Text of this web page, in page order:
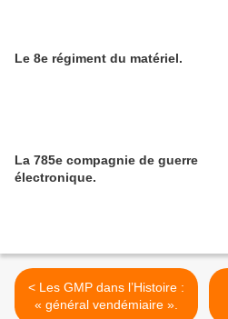
Le 8e régiment du matériel.
La 785e compagnie de guerre
électronique.
< Les GMP dans l’Histoire :
« général vendémiaire ».